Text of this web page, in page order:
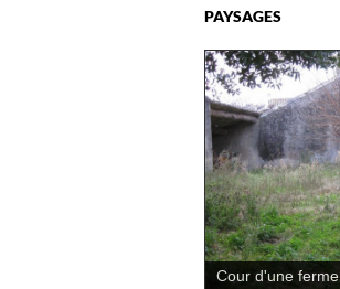
PAYSAGES
Cour d'une ferme